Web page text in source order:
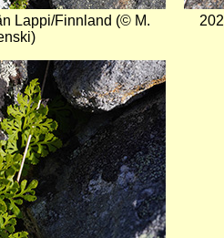
Lappi/Finnland (© M.